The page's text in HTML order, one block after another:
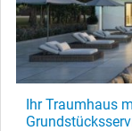
Ihr Traumhaus